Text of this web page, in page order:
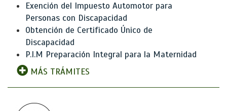
Exención del Impuesto Automotor para
Personas con Discapacidad
Obtención de Certificado Único de
Discapacidad
P.I.M Preparación Integral para la Maternidad
MÁS TRÁMITES